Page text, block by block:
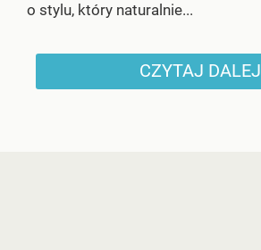
o stylu, który naturalnie...
CZYTAJ DALEJ